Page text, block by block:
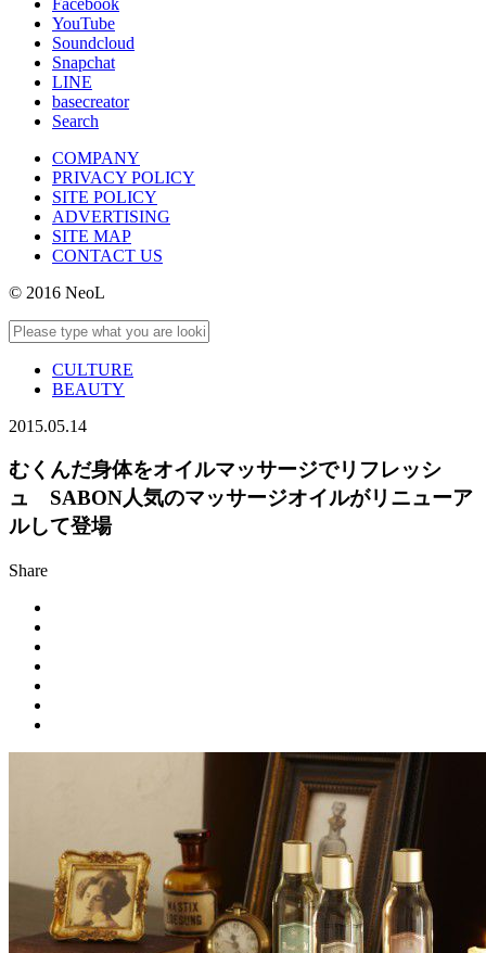
YouTube
Soundcloud
Snapchat
LINE
basecreator
Search
COMPANY
PRIVACY POLICY
SITE POLICY
ADVERTISING
SITE MAP
CONTACT US
© 2016 NeoL
CULTURE
BEAUTY
2015.05.14
むくんだ身体をオイルマッサージでリフレッシ
ュ SABON人気のマッサージオイルがリニューア
ルして登場
Share